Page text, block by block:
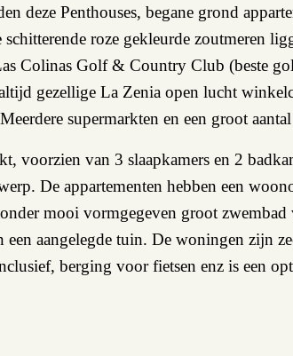
deze Penthouses, begane grond
roze gekleurde zoutmeren
Colinas Golf & Country Club (beste
gezellige La Zenia open lucht
supermarkten en een groot
voorzien van 3 slaapkamers en 2
De appartementen hebben een
mooi vormgegeven groot
een aangelegde tuin. De woningen zijn
berging voor fietsen enz is een